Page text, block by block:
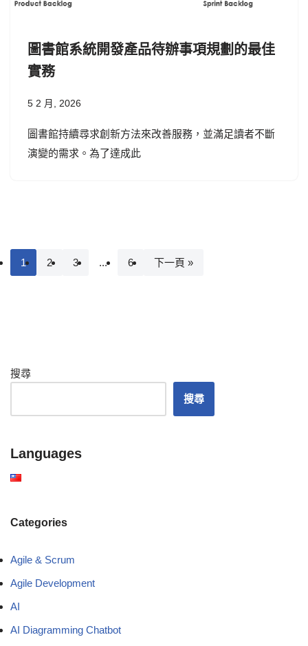
圖書館系統開發產品待辦事項規劃的最佳
實務
5 2 月, 2026
圖書館持續尋求創新方法來改善服務，並滿足讀者不斷
演變的需求。為了達成此
1 2 3 ... 6 下一頁 »
搜尋
搜尋
Languages
Categories
Agile & Scrum
Agile Development
AI
AI Diagramming Chatbot